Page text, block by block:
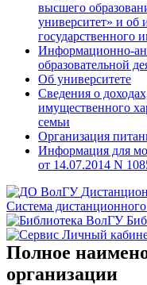
высшего
университет» и об
государственного
Информационно-
образовательной
Об университете
Сведения о
имущественного
семьи
Организация
Информация для
от 14.07.2014 N
Система
Полное
организации